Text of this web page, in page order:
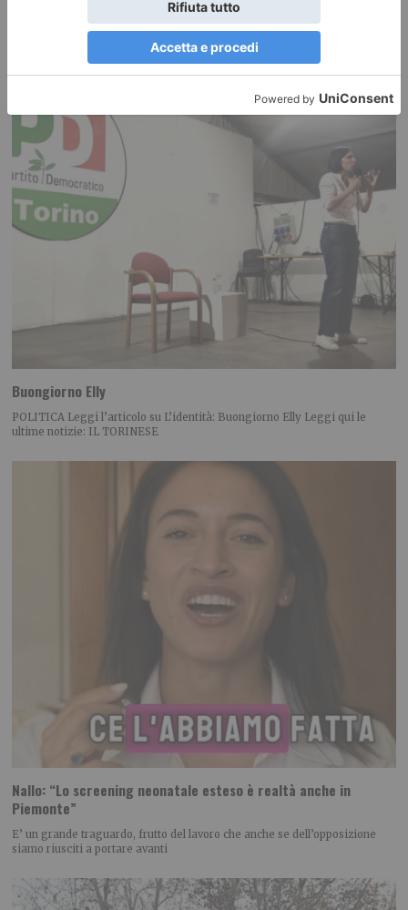
RECENTI:
Buongiorno Elly
POLITICA Leggi l’articolo su L’identità: Buongiorno Elly Leggi qui le
ultime notizie: IL TORINESE
Nallo: “Lo screening neonatale esteso è realtà anche in
Piemonte”
E’ un grande traguardo, frutto del lavoro che anche se dell’opposizione
siamo riusciti a portare avanti